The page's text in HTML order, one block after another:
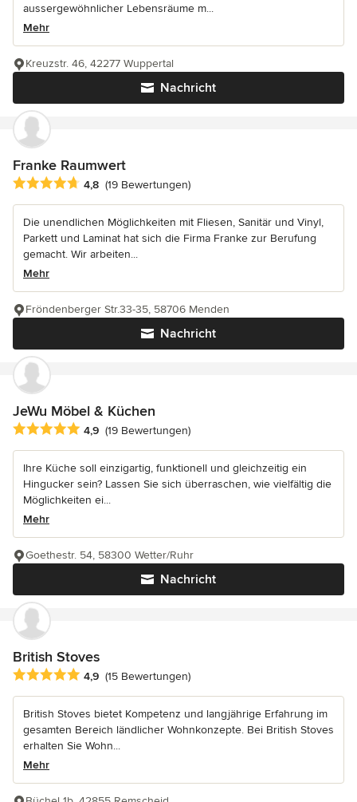
aussergewöhnlicher Lebensräume m...
Mehr
Nachricht
Kreuzstr. 46, 42277 Wuppertal
Franke Raumwert
Durchschnittliche Bewertung: 4.8 von 5 Sternen
4,8 (19 Bewertungen)
Die unendlichen Möglichkeiten mit Fliesen, Sanitär und Vinyl,
Parkett und Laminat hat sich die Firma Franke zur Berufung
gemacht. Wir arbeiten...
Mehr
Nachricht
Fröndenberger Str.33-35, 58706 Menden
JeWu Möbel & Küchen
Durchschnittliche Bewertung: 4.9 von 5 Sternen
4,9 (19 Bewertungen)
Ihre Küche soll einzigartig, funktionell und gleichzeitig ein
Hingucker sein? Lassen Sie sich überraschen, wie vielfältig die
Möglichkeiten ei...
Mehr
Nachricht
Goethestr. 54, 58300 Wetter/Ruhr
British Stoves
Durchschnittliche Bewertung: 4.9 von 5 Sternen
4,9 (15 Bewertungen)
British Stoves bietet Kompetenz und langjährige Erfahrung im
gesamten Bereich ländlicher Wohnkonzepte. Bei British Stoves
erhalten Sie Wohn...
Mehr